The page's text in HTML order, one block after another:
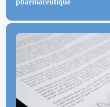
pharmaceutique